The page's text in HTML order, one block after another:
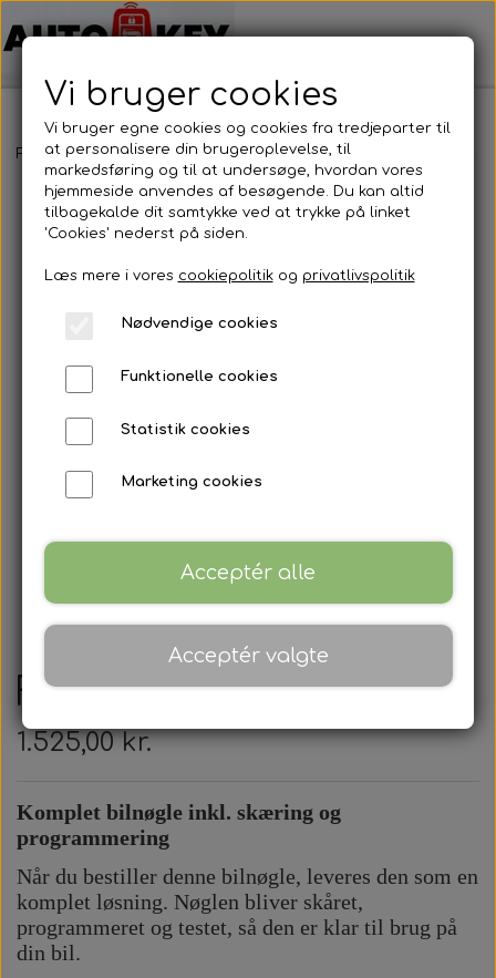
Forside Bilnøgler Ford Fjernbetjening Ford - Fjernbetjening
Ford - Fjernbetjening
1.525,00 kr.
Komplet bilnøgle inkl. skæring og
programmering
Når du bestiller denne bilnøgle, leveres den som en
komplet løsning. Nøglen bliver skåret,
programmeret og testet, så den er klar til brug på
din bil.
Vi bruger cookies
Vi bruger egne cookies og cookies fra tredjeparter til
at personalisere din brugeroplevelse, til
markedsføring og til at undersøge, hvordan vores
hjemmeside anvendes af besøgende. Du kan altid
tilbagekalde dit samtykke ved at trykke på linket
'Cookies' nederst på siden.
Læs mere i vores cookiepolitikog privatlivspolitik
Nødvendige cookies
Funktionelle cookies
Statistik cookies
Marketing cookies
Acceptér alle
Acceptér valgte